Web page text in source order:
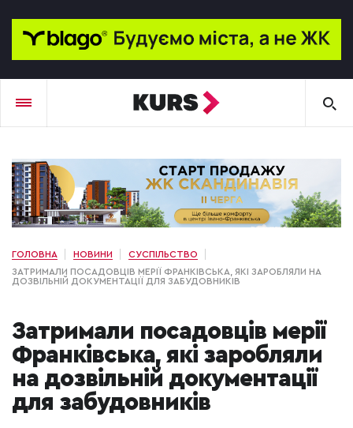
ГОЛОВНА НОВИНИ
СУСПІЛЬСТВО
ЗАТРИМАЛИ ПОСАДОВЦІВ МЕРІЇ ФРАНКІВСЬКА, ЯКІ ЗАРОБЛЯЛИ НА
ДОЗВІЛЬНІЙ ДОКУМЕНТАЦІЇ ДЛЯ ЗАБУДОВНИКІВ
Затримали посадовців мерії
Франківська, які заробляли
на дозвільній документації
для забудовників